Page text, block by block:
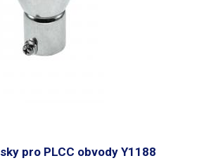
pro PLCC obvody Y1188